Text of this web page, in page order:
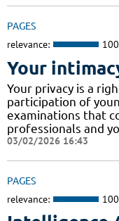
PAGES
relevance:
Your
Your privacy is a
participation of
examinations that
professionals and
03/02/2026 16:43
PAGES
relevance: